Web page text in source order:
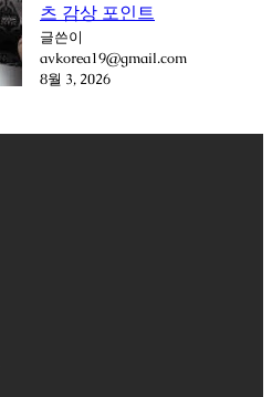
츠 감상 포인트
글쓴이
avkorea19@gmail.com
8월 3, 2026